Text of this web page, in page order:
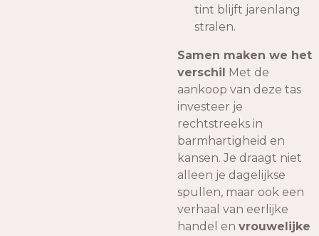
tint blijft jarenlang
stralen.
Samen maken we het
verschil Met de
aankoop van deze tas
investeer je
rechtstreeks in
barmhartigheid en
kansen. Je draagt niet
alleen je dagelijkse
spullen, maar ook een
verhaal van eerlijke
handel en vrouwelijke